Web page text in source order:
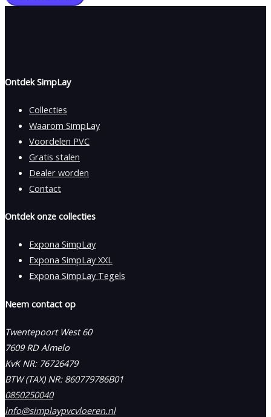
Ontdek SimpLay
Collecties
Waarom SimpLay
Voordelen PVC
Gratis stalen
Dealer worden
Contact
Ontdek onze collecties
Expona SimpLay
Expona SimpLay XXL
Expona SimpLay Tegels
Neem contact op
Twentepoort West 60
7609 RD Almelo
KvK NR: 76726479
BTW (TAX) NR: 860779786B01
0850250040
info@simplaypvcvloeren.nl